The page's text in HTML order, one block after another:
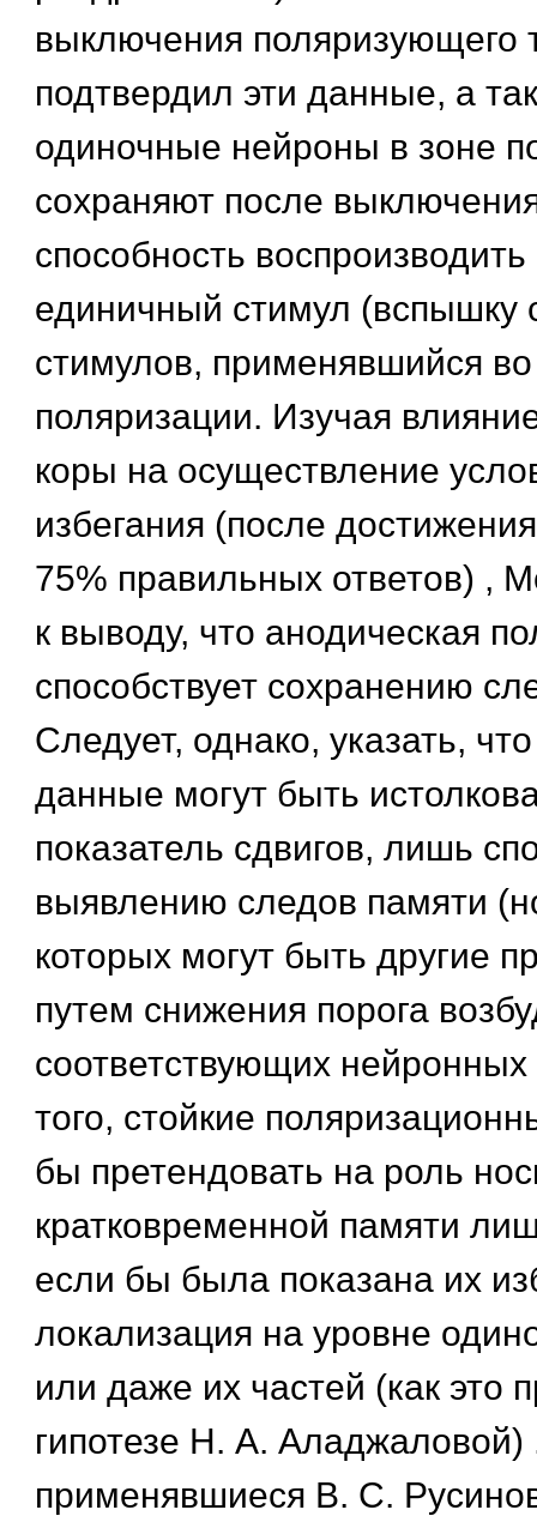
выключения поляризующего
подтвердил эти данные, а
одиночные нейроны в зоне
сохраняют после
способность воспроизводить
единичный стимул (вспышку
стимулов, применявшийся
поляризации. Изучая
коры на осуществление
избегания (после
75% правильных ответов) ,
к выводу, что анодическая
способствует сохранению
Следует, однако, указать,
данные могут быть
показатель сдвигов, лишь
выявлению следов памяти
которых могут быть другие
путем снижения порога
соответствующих нейронных
того, стойкие
бы претендовать на роль
кратковременной памяти
если бы была показана их
локализация на уровне
или даже их частей (как это
гипотезе Н. А. Аладжаловой)
применявшиеся В. С.